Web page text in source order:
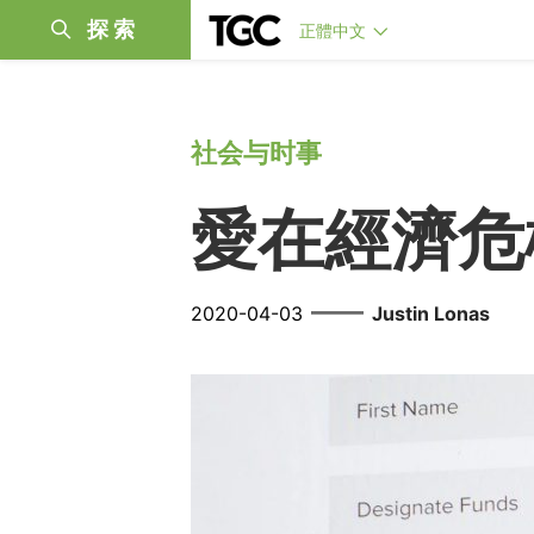
探索 正體中文
社会与时事
愛在經濟
2020-04-03 —— Justin Lonas